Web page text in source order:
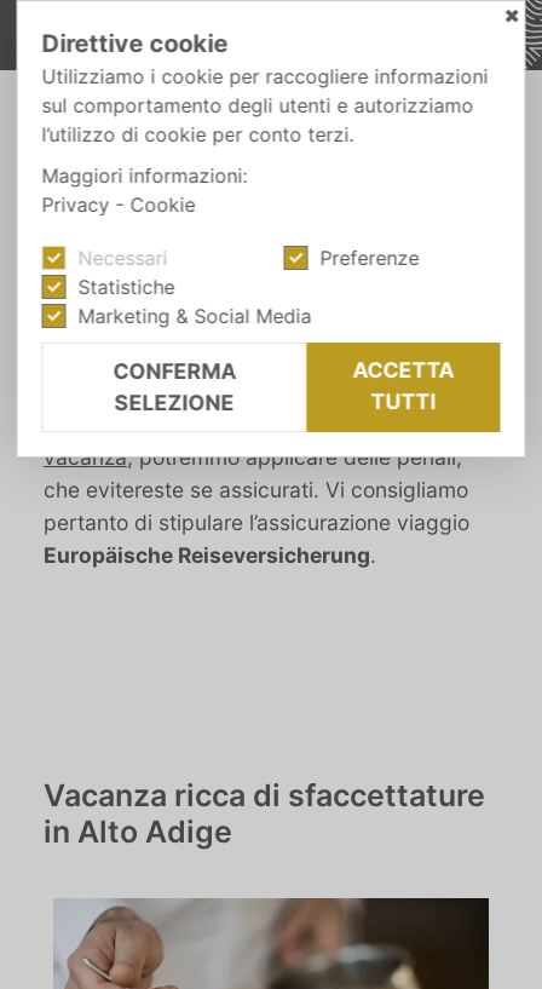
ASSICURAZIONE VIAGGIO
Meglio andare sul sicuro
Naturalmente, ci auguriamo tutti che fili tutto
liscio, ma a volte capita qualche imprevisto.
Con la nostra assicurazione viaggio, siete
tutelati finanziariamente. Qualora foste
costretti a posticipare l’arrivo, ad anticipare la
vacanza, potremmo applicare delle penali,
che evitereste se assicurati. Vi consigliamo
pertanto di stipulare l’assicurazione viaggio
Europäische Reiseversicherung.
Vacanza ricca di sfaccettature
in Alto Adige
✖
Direttive cookie
Utilizziamo i cookie per raccogliere informazioni
sul comportamento degli utenti e autorizziamo
l’utilizzo di cookie per conto terzi.
Maggiori informazioni:
Privacy - Cookie
Necessari
Preferenze
Statistiche
Marketing & Social Media
CONFERMA
SELEZIONE
ACCETTA
TUTTI